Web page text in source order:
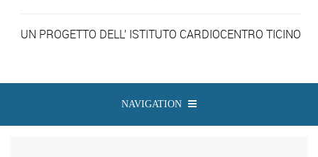
UN PROGETTO DELL’ ISTITUTO CARDIOCENTRO TICINO
NAVIGATION